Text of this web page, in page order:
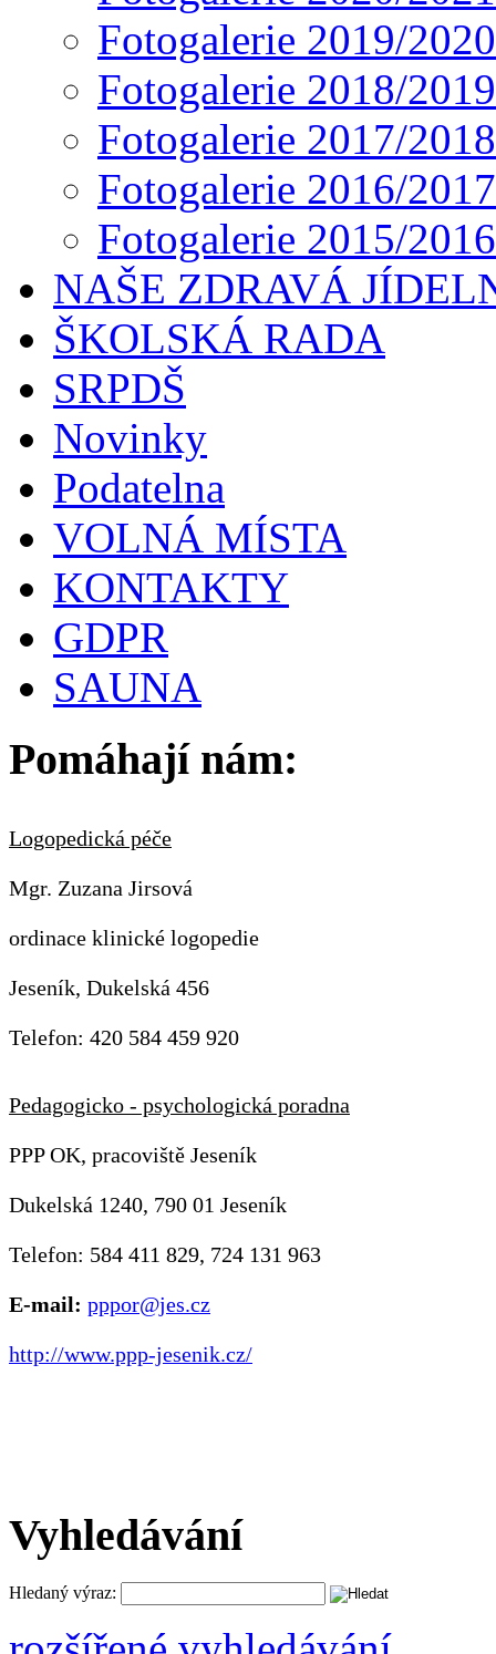
Fotogalerie 2019/2020
Fotogalerie 2018/2019
Fotogalerie 2017/2018
Fotogalerie 2016/2017
Fotogalerie 2015/2016
NAŠE ZDRAVÁ
ŠKOLSKÁ RADA
SRPDŠ
Novinky
Podatelna
VOLNÁ MÍSTA
KONTAKTY
GDPR
SAUNA
Pomáhají nám:
Logopedická péče
Mgr. Zuzana Jirsová
ordinace klinické logopedie
Jeseník, Dukelská 456
Telefon: 420 584 459 920
Pedagogicko - psychologická poradna
PPP OK, pracoviště Jeseník
Dukelská 1240, 790 01 Jeseník
Telefon: 584 411 829, 724 131 963
E-mail: pppor@jes.cz
http://www.ppp-jesenik.cz/
Vyhledávání
Hledaný výraz: